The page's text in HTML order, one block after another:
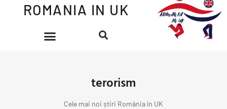
ROMANIA IN UK
terorism
Cele mai noi știri România în UK